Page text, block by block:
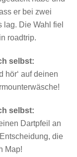
er bei zwei
Die Wahl fiel
roadtrip.
selbst:
hör‘ auf deinen
selbst:
Dartpfeil an
die
Map!